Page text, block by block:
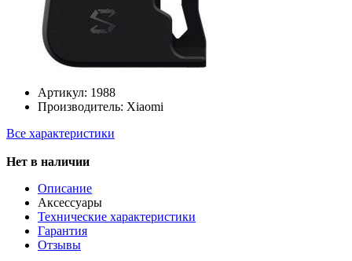
Артикул: 1988
Производитель: Xiaomi
Все характеристики
Нет в наличии
Описание
Аксессуары
Технические характеристики
Гарантия
Отзывы